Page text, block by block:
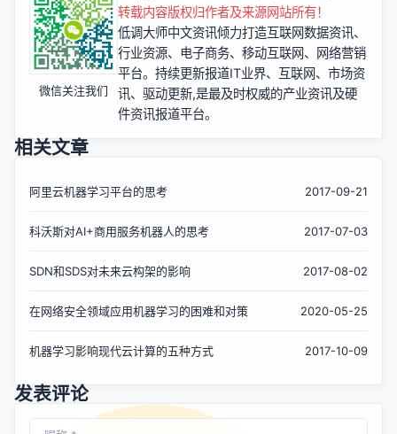
微信关注我们
转载内容版权归作者及来源网站所有！
低调大师中文资讯倾力打造互联网数据资讯、
行业资源、电子商务、移动互联网、网络营销
平台。持续更新报道IT业界、互联网、市场资
讯、驱动更新,是最及时权威的产业资讯及硬
件资讯报道平台。
相关文章
阿里云机器学习平台的思考 2017-09-21
科沃斯对AI+商用服务机器人的思考 2017-07-03
SDN和SDS对未来云构架的影响 2017-08-02
在网络安全领域应用机器学习的困难和对策 2020-05-25
机器学习影响现代云计算的五种方式 2017-10-09
发表评论